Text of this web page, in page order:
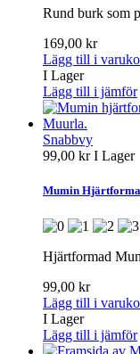
Rund burk som
169,00 kr
Lägg till i
I Lager
Lägg till i jämför
Snabbvy
99,00 krI Lager
Mumin
Hjärtformad
99,00 kr
Lägg till i
I Lager
Lägg till i jämför